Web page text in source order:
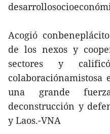
Acogió
de los nexos y
sectores y
colaboraciónamistosa
una grande
deconstrucción y
y Laos.-VNA